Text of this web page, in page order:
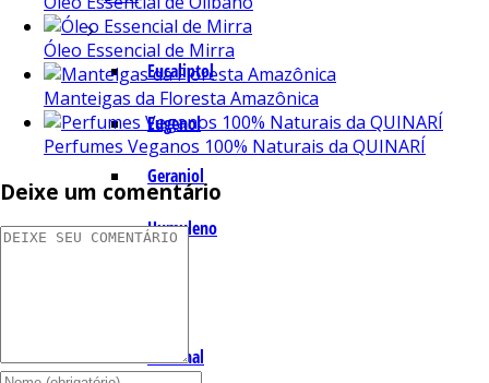
Eucaliptol
Eugenol
Geraniol
Humuleno
Lemonal
Óleo Essencial de Mirra
Manteigas da Floresta Amazônica
Perfumes Veganos 100% Naturais da QUINARÍ
Deixe um comentário